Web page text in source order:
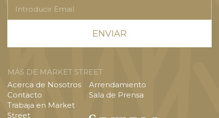
Email
MÁS DE MARKET STREET
Acerca de Nosotros
Contacto
Trabaja en Market
Street
Arrendamiento
Sala de Prensa